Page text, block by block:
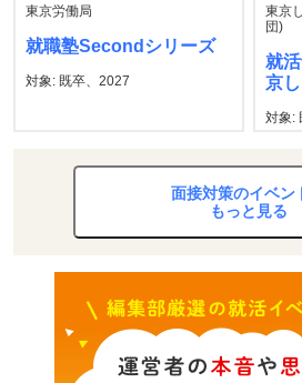
東京労働局
就職塾Secondシリーズ
対象: 既卒、2027
東京
団)
就
京
対象:
面接対策のイベン
もっと見る